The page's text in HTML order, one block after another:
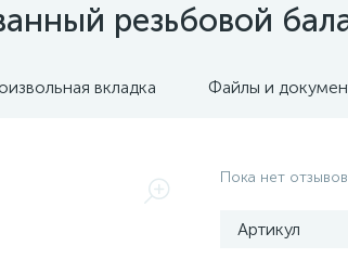
резьбовой
вкладка Файлы и
Пока нет отзывов
Артикул